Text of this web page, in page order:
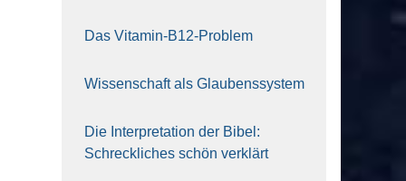
Das Vit­amin-B12-Pro­blem
Wis­sen­schaft als Glau­bens­sys­tem
Die Inter­pre­ta­ti­on der Bibel:
Schreck­li­ches schön ver­klärt